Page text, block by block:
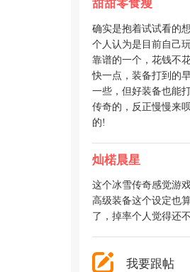
甜甜零食瘦
确实是抱着试试看的
个人认为是目前自己
靠谱的一个，花钱不
快一点，装备打到的
一些，但好装备也能
传奇的，反正慢慢来
的!
灿楉晨星
这个冰雪传奇感觉游
高级装备这个设定也
了，掉率个人觉得还
我要跟帖